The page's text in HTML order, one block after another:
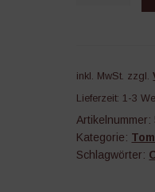
inkl. MwSt. zzgl.
Lieferzeit: 1-3
Artikelnummer:
Kategorie:
Schlagwörter: